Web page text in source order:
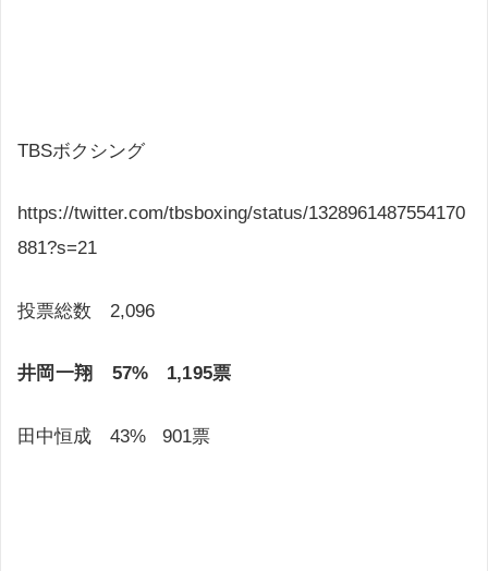
TBSボクシング
https://twitter.com/tbsboxing/status/1328961487554170
881?s=21
投票総数 2,096
井岡一翔 57% 1,195票
田中恒成 43% 901票